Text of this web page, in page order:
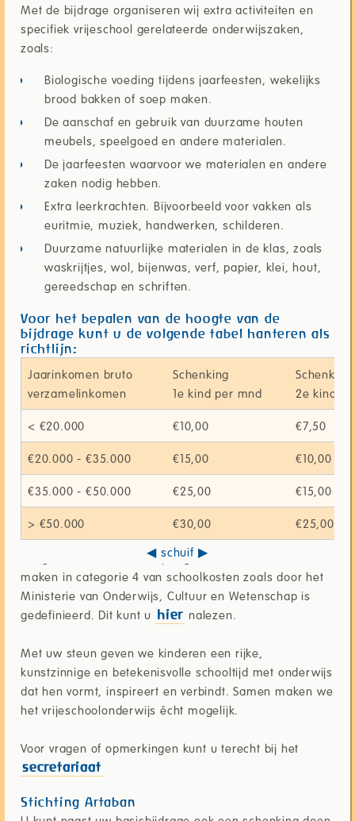
Met de bijdrage organiseren wij extra activiteiten en
specifiek vrijeschool gerelateerde onderwijszaken,
zoals:
Biologische voeding tijdens jaarfeesten, wekelijks
brood bakken of soep maken.
De aanschaf en gebruik van duurzame houten
meubels, speelgoed en andere materialen.
De jaarfeesten waarvoor we materialen en andere
zaken nodig hebben.
Extra leerkrachten. Bijvoorbeeld voor vakken als
euritmie, muziek, handwerken, schilderen.
Duurzame natuurlijke materialen in de klas, zoals
waskrijtjes, wol, bijenwas, verf, papier, klei, hout,
gereedschap en schriften.
Voor het bepalen van de hoogte van de
bijdrage kunt u de volgende tabel hanteren als
richtlijn:
Jaarinkomen bruto
verzamelinkomen
Schenking
1e kind per mnd
Schenking
2e kind
< €20.000 €10,00 €7,50
€20.000 - €35.000 €15,00 €10,00
€35.000 - €50.000 €25,00 €15,00
> €50.000 €30,00 €25,00
We gebruiken de ouderbijdrage voor kosten die we
maken in categorie 4 van schoolkosten zoals door het
Ministerie van Onderwijs, Cultuur en Wetenschap is
gedefinieerd. Dit kunt u hier nalezen.
Met uw steun geven we kinderen een rijke,
kunstzinnige en betekenisvolle schooltijd met onderwijs
dat hen vormt, inspireert en verbindt. Samen maken we
het vrijeschoolonderwijs écht mogelijk.
Voor vragen of opmerkingen kunt u terecht bij het
secretariaat
Stichting Artaban